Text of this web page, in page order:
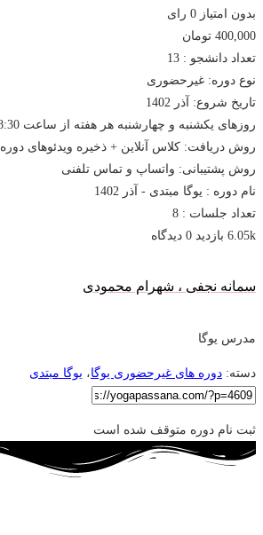
بدون امتیاز 0 رای
400,000 تومان
تعداد دانشجو : 13
نوع دوره: غیرحضوری
تاریخ شروع: آذر 1402
روزهای یکشنبه و چهارشنبه هر هفته از ساعت 18:30 الی 19:۳۰
روش دریافت: کلاس آنلاین + ذخیره ویدئوهای دوره
روش پشتیبانی: واتساپ و تماس تلفنی
نام دوره : یوگا مبتدی - آذر 1402
تعداد جلسات : 8
6.05k بازدید
سمانه نجفی ، شهرام محمودی
مدرس یوگا
دسته: دوره های غیرحضوری یوگا، یوگا مبتدی
ثبت نام دوره متوقف شده است